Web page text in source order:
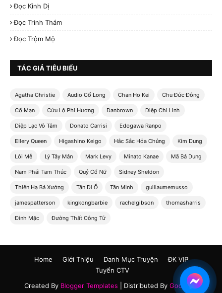
Đọc Kinh Dị
Đọc Trinh Thám
Đọc Trộm Mộ
TÁC GIẢ TIÊU BIỂU
Agatha Christie Audio Cổ Long Chan Ho Kei Chu Đức Đông
Cố Mạn Cửu Lộ Phi Hương Danbrown Diệp Chi Linh
Diệp Lạc Vô Tâm Donato Carrisi Edogawa Ranpo
Ellery Queen Higashino Keigo Hắc Sắc Hỏa Chủng Kim Dung
Lôi Mễ Lý Tây Mân Mark Levy Minato Kanae Mã Bá Dung
Nam Phái Tam Thúc Quỷ Cổ Nữ Sidney Sheldon
Thiên Hạ Bá Xướng Tân Di Ổ Tần Minh guillaumemusso
jamespatterson kingkongbarbie rachelgibson thomasharris
Đinh Mặc Đường Thất Công Tử
Home Giới Thiệu Danh Mục Truyện
ĐK VIP
Tuyển CTV
Created By Blogger Templates | Distributed By Gooyaabi